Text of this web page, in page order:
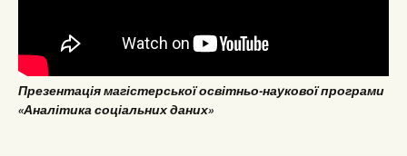
Презентація магістерської освітньо-наукової програми
«Аналітика соціальних даних»